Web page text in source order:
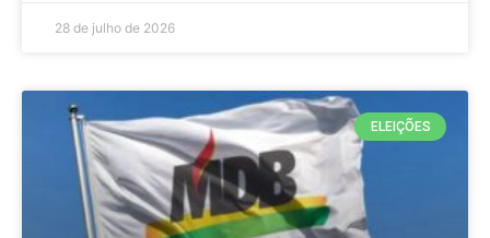
28 de julho de 2026
ELEIÇÕES